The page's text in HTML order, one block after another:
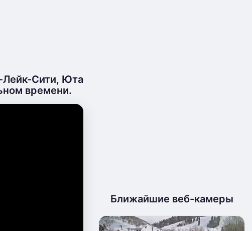
Лейк-Сити, Юта
времени.
Ближайшие веб-камеры